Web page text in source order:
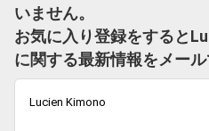
いません。
お気に入り登録をすると
に関する最新情報をメール
Lucien Kimono